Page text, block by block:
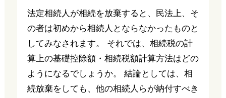
法定相続人が相続を放棄すると、民法上、そ
の者は初めから相続人とならなかったものと
してみなされます。 それでは、相続税の計
算上の基礎控除額・相続税額計算方法はどの
ようになるでしょうか。 結論としては、相
続放棄をしても、他の相続人らが納付すべき